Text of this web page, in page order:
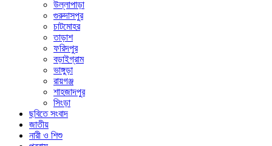
উল্লাপাড়া
গুরুদাসপুর
চাটমোহর
তাড়াশ
ফরিদপুর
বড়াইগ্রাম
ভাঙ্গুড়া
রায়গঞ্জ
শাহজাদপুর
সিংড়া
ছবিতে সংবাদ
জাতীয়
নারী ও শিশু